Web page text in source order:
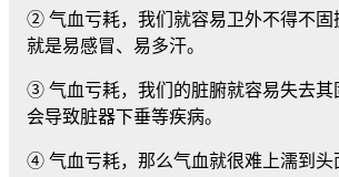
② 气血亏耗，我们就容易卫外不得不固
就是易感冒、易多汗。
③ 气血亏耗，我们的脏腑就容易失去其
会导致脏器下垂等疾病。
④ 气血亏耗，那么气血就很难上濡到头